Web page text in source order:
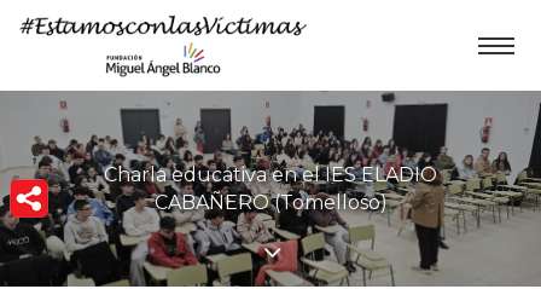
Charla educativa en el IES ELADIO
CABAÑERO (Tomelloso)